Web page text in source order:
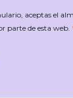
aceptas el
parte de esta web.